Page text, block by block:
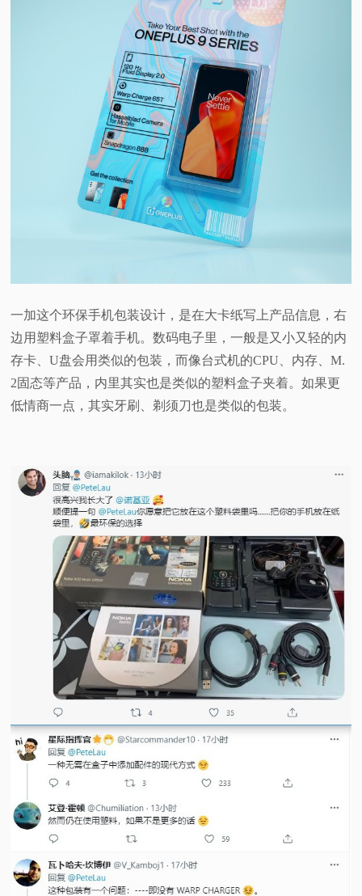
一加这个环保手机包装设计，是在大卡纸写上产品信息，右
边用塑料盒子罩着手机。数码电子里，一般是又小又轻的内
存卡、U盘会用类似的包装，而像台式机的CPU、内存、M.
2固态等产品，内里其实也是类似的塑料盒子夹着。如果更
低情商一点，其实牙刷、剃须刀也是类似的包装。